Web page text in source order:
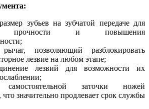
зубьев на зубчатой передаче для
прочности и повышения
позволяющий разблокировать
лезвие на любом этапе;
лезвий для возможности их
самостоятельной заточки ножей
что значительно продлевает срок службы